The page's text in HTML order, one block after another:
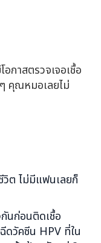
กาสตรวจเจอเชื้อ
คุณหมอเลยไม่
ต ไม่มีแฟนเลยก็
นก่อนติดเชื้อ
ดวัคซีน HPV ที่ใน